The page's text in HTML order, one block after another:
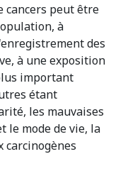
cancers peut être
à
des
à une exposition
important
étant
les mauvaises
le mode de vie, la
carcinogènes